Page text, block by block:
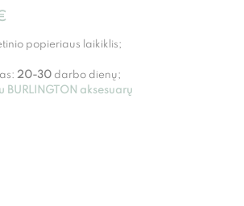
popieriaus laikiklis;
20-30 darbo dienų;
BURLINGTON aksesuarų